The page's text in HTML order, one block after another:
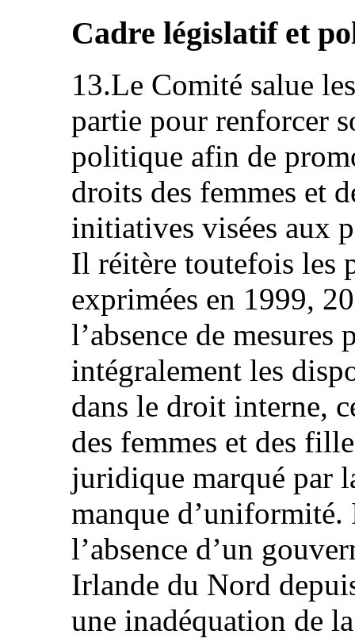
Cadre législatif et
13.Le Comité salue
partie pour renforcer
politique afin de
droits des femmes et
initiatives visées aux
Il réitère toutefois les
exprimées en 1999,
l’absence de mesures
intégralement les
dans le droit interne,
des femmes et des
juridique marqué par
manque
l’absence d’un
Irlande du Nord
une inadéquation de